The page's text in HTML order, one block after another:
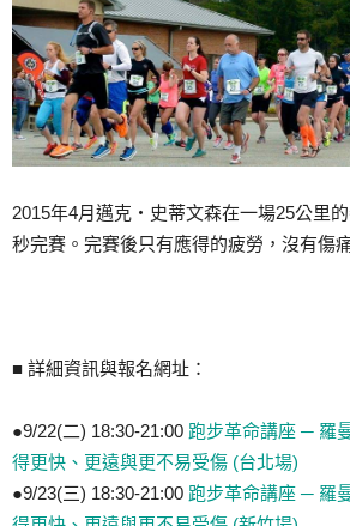
2015年4月邁克‧史蒂文森在一場25公里
秒完賽。完賽後只有應得的疲勞，沒有傷
■ 詳細資訊與報名網址：
●9/22(二) 18:30-21:00 跑步革命講座 ─ 羅
得更快、更遠與更不易受傷 (台北場)
●9/23(三) 18:30-21:00 跑步革命講座 ─ 羅